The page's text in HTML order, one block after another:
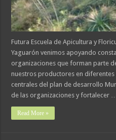
Futura Escuela de Apicultura y
Yaguarón venimos apoyando
organizaciones que forman parte
nuestros productores en diferentes
centrales del plan de desarrollo
de las organizaciones y fortalecer …
Read More »